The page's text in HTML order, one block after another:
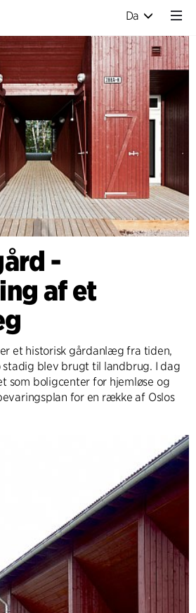
Da
-
af et
et historisk gårdanlæg fra tiden,
stadig blev brugt til landbrug. I dag
som boligcenter for hjemløse og
for en række af Oslos